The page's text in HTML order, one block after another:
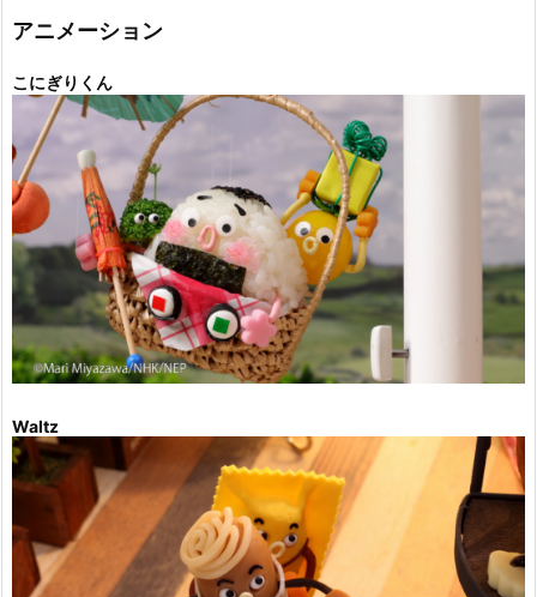
ー
アニメーション
こにぎりくん
Waltz